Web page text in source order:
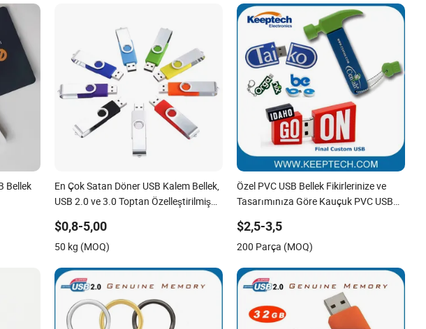
Bellek
En Çok Satan Döner USB Kalem Bellek,
USB 2.0 ve 3.0 Toptan Özelleştirilmiş
$0,8-5,00
50 kg (MOQ)
Özel PVC USB Bellek Fikirlerinize ve
Tasarımınıza Göre Kauçuk PVC USB
Hediye Özel Logo ile
$2,5-3,5
200 Parça (MOQ)